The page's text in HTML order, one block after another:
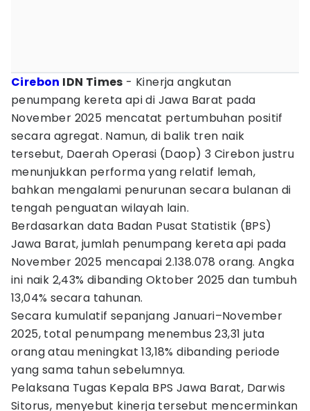
Cirebon IDN Times - Kinerja angkutan
penumpang kereta api di Jawa Barat pada
November 2025 mencatat pertumbuhan positif
secara agregat. Namun, di balik tren naik
tersebut, Daerah Operasi (Daop) 3 Cirebon justru
menunjukkan performa yang relatif lemah,
bahkan mengalami penurunan secara bulanan di
tengah penguatan wilayah lain.
Berdasarkan data Badan Pusat Statistik (BPS)
Jawa Barat, jumlah penumpang kereta api pada
November 2025 mencapai 2.138.078 orang. Angka
ini naik 2,43% dibanding Oktober 2025 dan tumbuh
13,04% secara tahunan.
Secara kumulatif sepanjang Januari–November
2025, total penumpang menembus 23,31 juta
orang atau meningkat 13,18% dibanding periode
yang sama tahun sebelumnya.
Pelaksana Tugas Kepala BPS Jawa Barat, Darwis
Sitorus, menyebut kinerja tersebut mencerminkan